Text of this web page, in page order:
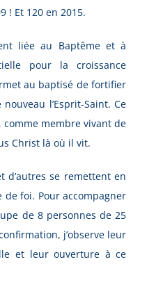
! Et 120 en 2015.
liée au Baptême et à
pour la croissance
au baptisé de fortifier
l’Esprit-Saint. Ce
comme membre vivant de
Christ là où il vit.
d’autres se remettent en
foi. Pour accompagner
de 8 personnes de 25
j’observe leur
et leur ouverture à ce